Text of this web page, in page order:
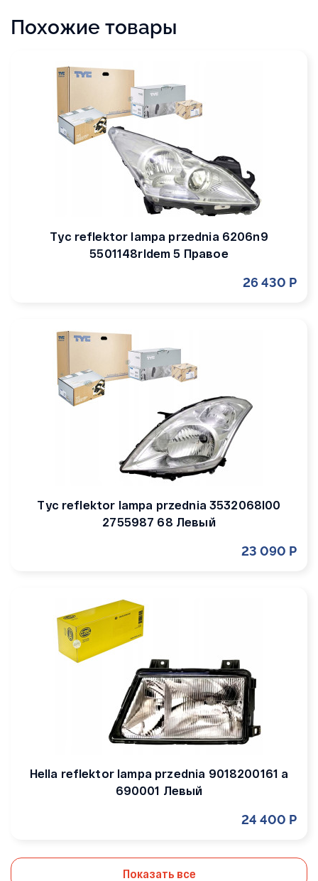
Похожие товары
Tyc reflektor lampa przednia 6206n9
5501148rldem 5 Правое
26 430 Р
Tyc reflektor lampa przednia 3532068l00
2755987 68 Левый
23 090 Р
Hella reflektor lampa przednia 9018200161 a
690001 Левый
24 400 Р
Показать все